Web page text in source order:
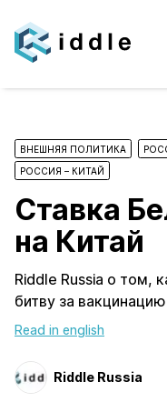
ВНЕШНЯЯ ПОЛИТИКА
РОССИЯ – КИТАЙ
Ставка
на Китай
Riddle Russia о том,
битву за
Read in english
Riddle Russia